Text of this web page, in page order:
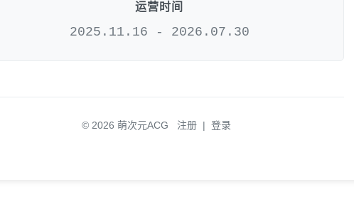
运营时间
2025.11.16 - 2026.07.30
© 2026 萌次元ACG 注册 | 登录